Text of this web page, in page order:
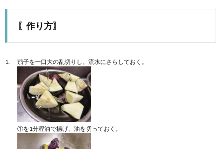
〖作り方〗
茄子を一口大の乱切りし。流水にさらしておく。
①を1分程油で揚げ、油を切っておく。